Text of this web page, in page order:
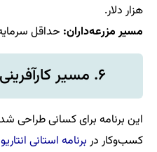
هزار دلار.
مسیر مزرعه‌داران: حداقل سرمایه‌گذاری
۶. مسیر کارآفرینی انتاریو یا (OINP)
این برنامه برای کسانی
کسب‌وکار در برنامه استانی انتاریو